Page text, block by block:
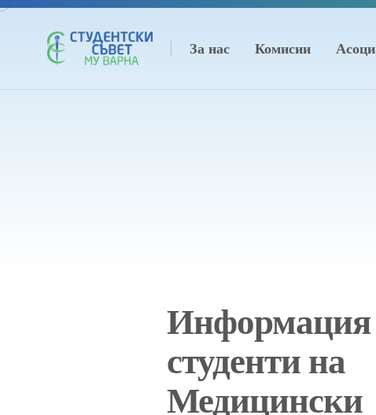
За нас Комисии
Информация
студенти на
Медицински